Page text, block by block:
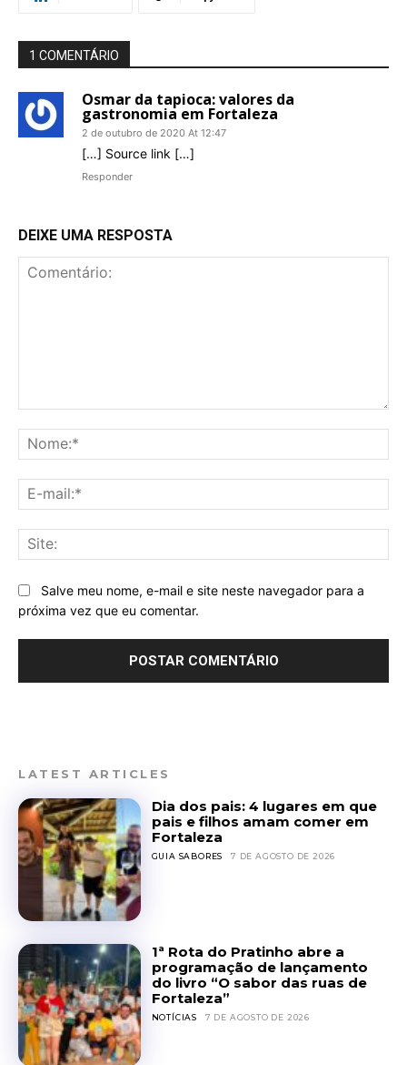
1 COMENTÁRIO
Osmar da tapioca: valores da
gastronomia em Fortaleza
2 de outubro de 2020 At 12:47
[…] Source link […]
Responder
DEIXE UMA RESPOSTA
Salve meu nome, e-mail e site neste navegador para a
próxima vez que eu comentar.
LATEST ARTICLES
Dia dos pais: 4 lugares em que
pais e filhos amam comer em
Fortaleza
GUIA SABORES 7 DE AGOSTO DE 2026
1ª Rota do Pratinho abre a
programação de lançamento
do livro “O sabor das ruas de
Fortaleza”
NOTÍCIAS 7 DE AGOSTO DE 2026